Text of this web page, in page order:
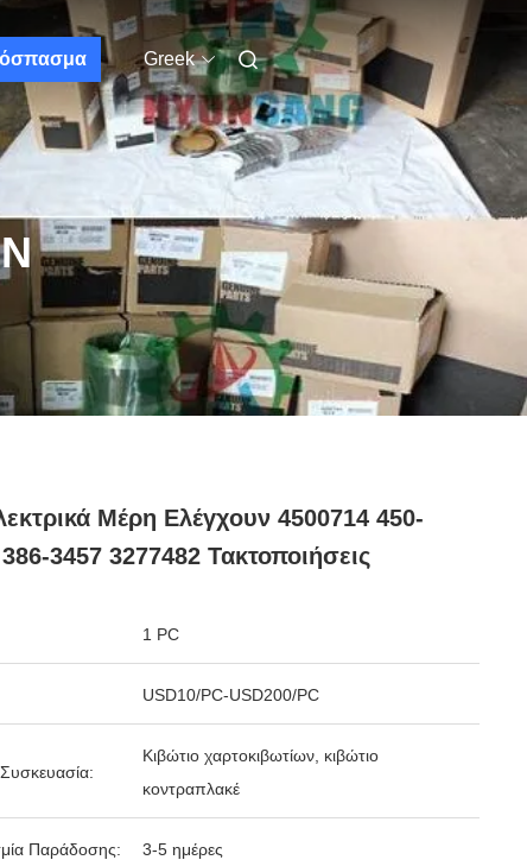
Greek
Μέρη Ελέγχουν 4500714 450-
3457 3277482 Τακτοποιήσεις
1 PC
USD10/PC-USD200/PC
Κιβώτιο χαρτοκιβωτίων, κιβώτιο
κοντραπλακέ
Παράδοσης: 3-5 ημέρες